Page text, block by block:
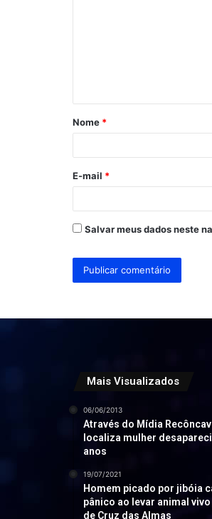
á
r
*
Nome *
E-mail *
Salvar meus dados neste
Mais Visualizados
06/06/2013
Através do Mídia
localiza mulher
anos
19/07/2021
Homem picado por jibóia
pânico ao levar animal vivo
de Cruz das Almas